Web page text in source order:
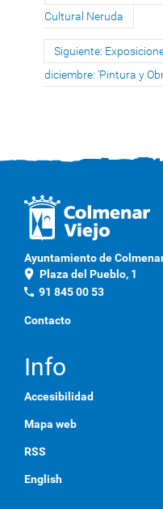
Cultural Neruda
Siguiente:
diciembre: 'Pintura y
Ayuntamiento de
location_on Plaza del Pueblo, 1
phone 91 845 00 53
Contacto
Info
Accesibilidad
Mapa web
RSS
English